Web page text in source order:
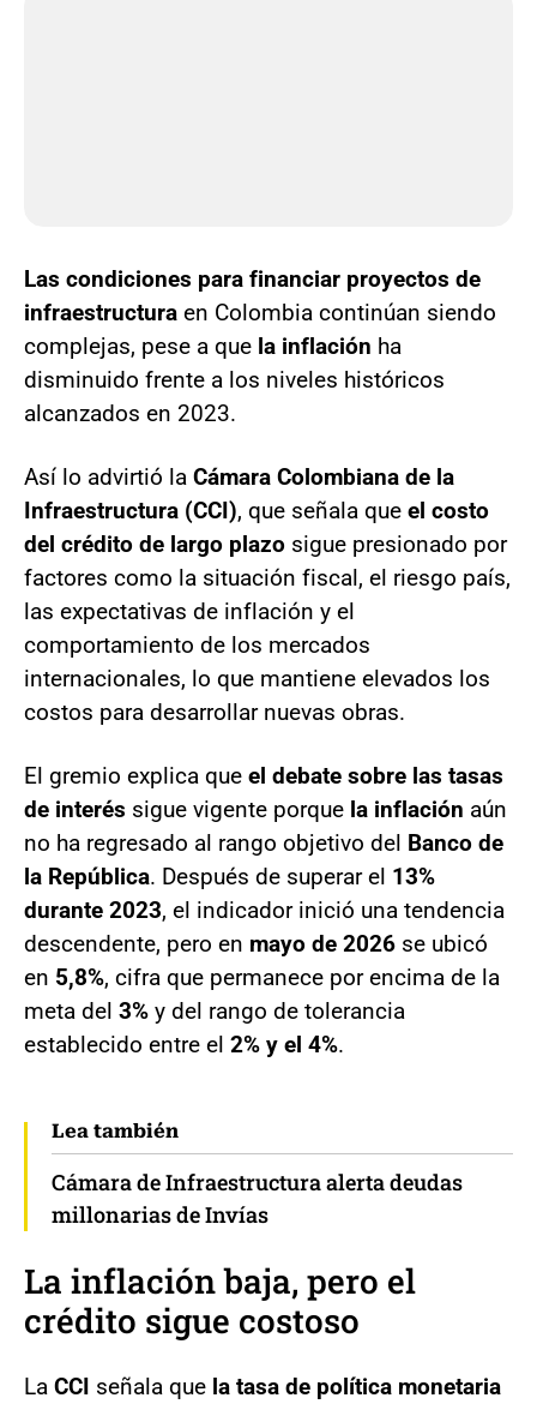
Las condiciones para financiar proyectos de
infraestructura en Colombia continúan siendo
complejas, pese a que la inflación ha
disminuido frente a los niveles históricos
alcanzados en 2023.
Así lo advirtió la Cámara Colombiana de la
Infraestructura (CCI), que señala que el costo
del crédito de largo plazo sigue presionado por
factores como la situación fiscal, el riesgo país,
las expectativas de inflación y el
comportamiento de los mercados
internacionales, lo que mantiene elevados los
costos para desarrollar nuevas obras.
El gremio explica que el debate sobre las tasas
de interés sigue vigente porque la inflación aún
no ha regresado al rango objetivo del Banco de
la República. Después de superar el 13%
durante 2023, el indicador inició una tendencia
descendente, pero en mayo de 2026 se ubicó
en 5,8%, cifra que permanece por encima de la
meta del 3% y del rango de tolerancia
establecido entre el 2% y el 4%.
Lea también
Cámara de Infraestructura alerta deudas
millonarias de Invías
La inflación baja, pero el
crédito sigue costoso
La CCI señala que la tasa de política monetaria